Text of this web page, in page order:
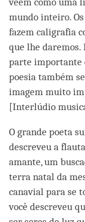
mundo inteiro.
fazem caligrafia
que lhe daremos.
parte importante
poesia também
imagem muito
[Interlúdio
O grande poeta
descreveu a
amante, um
terra natal da
canavial para se
você descreveu